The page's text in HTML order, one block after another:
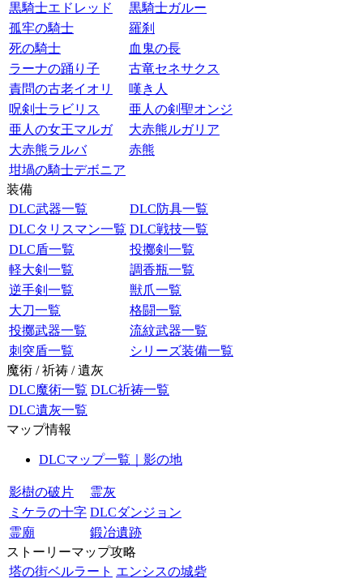
黒騎士エドレッド
黒騎士ガルー
孤牢の騎士
羅刹
死の騎士
血鬼の長
ラーナの踊り子
古竜セネサクス
責問の古老イオリ
嘆き人
呪剣士ラビリス
亜人の剣聖オンジ
亜人の女王マルガ
大赤熊ルガリア
大赤熊ラルバ
赤熊
坩堝の騎士デボニア
装備
DLC武器一覧
DLC防具一覧
DLCタリスマン一覧 DLC戦技一覧
DLC盾一覧
投擲剣一覧
軽大剣一覧
調香瓶一覧
逆手剣一覧
獣爪一覧
大刀一覧
格闘一覧
投擲武器一覧
流紋武器一覧
刺突盾一覧
シリーズ装備一覧
魔術 / 祈祷 / 遺灰
DLC魔術一覧 DLC祈祷一覧
DLC遺灰一覧
マップ情報
DLCマップ一覧｜影の地
影樹の破片
霊灰
ミケラの十字 DLCダンジョン
霊廟
鍛冶遺跡
ストーリーマップ攻略
塔の街ベルラート エンシスの城砦